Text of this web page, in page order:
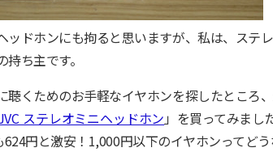
ッドホンにも拘ると思いますが、私は、ステ
ち主です。
聴くためのお手軽なイヤホンを探したところ
ステレオミニヘッドホン 」を買ってみまし
円と激安！1,000円以下のイヤホンってど